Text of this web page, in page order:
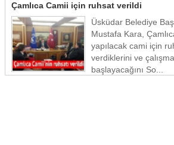
Çamlıca Camii için ruhsat verildi
Üsküdar Belediye
Mustafa Kara,
yapılacak cami için
verdiklerini ve
başlayacağını So...